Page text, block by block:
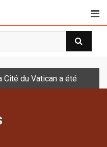
Cité du Vatican a été doté